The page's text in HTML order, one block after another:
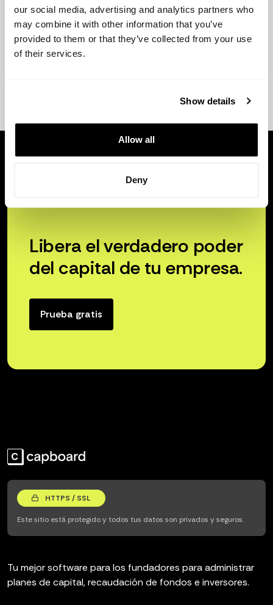
our social media, advertising and analytics partners who
may combine it with other information that you’ve
provided to them or that they’ve collected from your use
of their services.
Show details
Allow all
Deny
Libera el verdadero poder
del capital de tu empresa.
Prueba gratis
HTTPS / SSL
Este sitio está protegido y todos tus datos son privados y seguros.
Tu mejor software para los fundadores para administrar
planes de capital, recaudación de fondos e inversores.